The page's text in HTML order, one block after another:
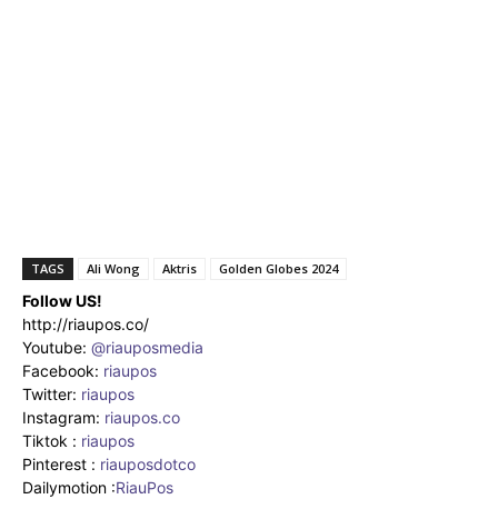
TAGS Ali Wong Aktris Golden Globes 2024
Follow US!
http://riaupos.co/
Youtube: @riauposmedia
Facebook: riaupos
Twitter: riaupos
Instagram: riaupos.co
Tiktok : riaupos
Pinterest : riauposdotco
Dailymotion :RiauPos